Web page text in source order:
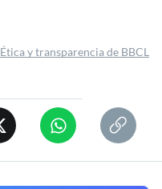
Ética y transparencia de BBCL